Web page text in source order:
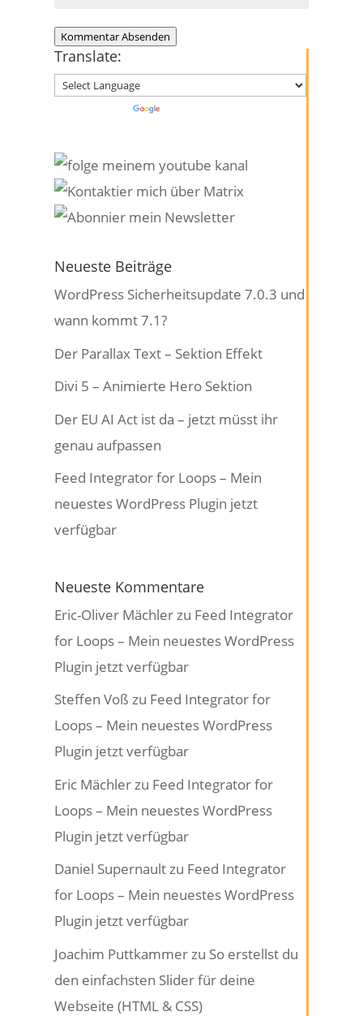
Kommentar Absenden
Translate:
Powered by
Neueste Beiträge
WordPress Sicherheitsupdate 7.0.3 und
wann kommt 7.1?
Der Parallax Text – Sektion Effekt
Divi 5 – Animierte Hero Sektion
Der EU AI Act ist da – jetzt müsst ihr
genau aufpassen
Feed Integrator for Loops – Mein
neuestes WordPress Plugin jetzt
verfügbar
Neueste Kommentare
Eric-Oliver Mächlerzu Feed Integrator
for Loops – Mein neuestes WordPress
Plugin jetzt verfügbar
Steffen Voß zu Feed Integrator for
Loops – Mein neuestes WordPress
Plugin jetzt verfügbar
Eric Mächlerzu Feed Integrator for
Loops – Mein neuestes WordPress
Plugin jetzt verfügbar
Daniel Supernaultzu Feed Integrator
for Loops – Mein neuestes WordPress
Plugin jetzt verfügbar
Joachim Puttkammerzu So erstellst du
den einfachsten Slider für deine
Webseite (HTML & CSS)